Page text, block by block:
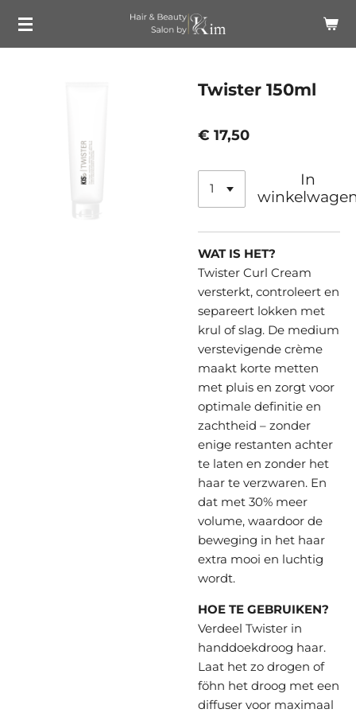
Ga
direct
Twister 150ml
€ 17,50
In
WAT IS HET?
Twister Curl Cream
versterkt, controleert en
separeert lokken met
krul of slag. De medium
verstevigende crème
maakt korte metten
met pluis en zorgt voor
optimale definitie en
zachtheid – zonder
enige restanten achter
te laten en zonder het
haar te verzwaren. En
dat met 30% meer
volume, waardoor de
beweging in het haar
extra mooi en luchtig
wordt.
HOE TE GEBRUIKEN?
Verdeel Twister in
handdoekdroog haar.
Laat het zo drogen of
föhn het droog met een
diffuser voor maximaal